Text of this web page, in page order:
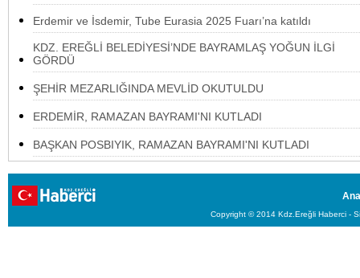
Erdemir ve İsdemir, Tube Eurasia 2025 Fuarı’na katıldı
KDZ. EREĞLİ BELEDİYESİ’NDE BAYRAMLAŞ YOĞUN İLGİ
GÖRDÜ
ŞEHİR MEZARLIĞINDA MEVLİD OKUTULDU
ERDEMİR, RAMAZAN BAYRAMI'NI KUTLADI
BAŞKAN POSBIYIK, RAMAZAN BAYRAMI'NI KUTLADI
Copyright © 2014 Kdz.Ereğli Haberci -